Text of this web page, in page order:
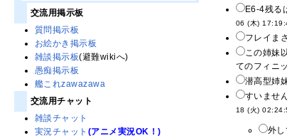
E6-4残る
06 (木)
フレイま
この姉妹
てのフィニ
潜高型姉
すいませ
18 (火)
外
交流用掲示板
質問掲示板
お絵かき掲示板
雑談掲示板(避難wikiへ)
愚痴掲示板
艦これzawazawa
交流用チャット
雑談チャット
実況チャット (アニメ実況OK！)